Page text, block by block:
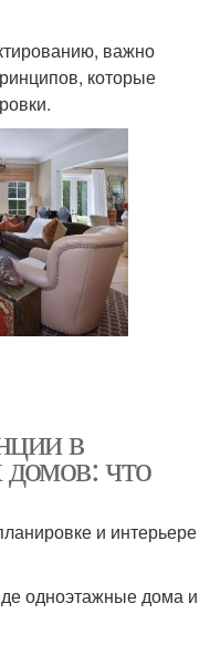
важно
которые
в
что
и интерьере
одноэтажные дома и